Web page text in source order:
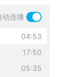
动连播
04:53
17:50
05:35